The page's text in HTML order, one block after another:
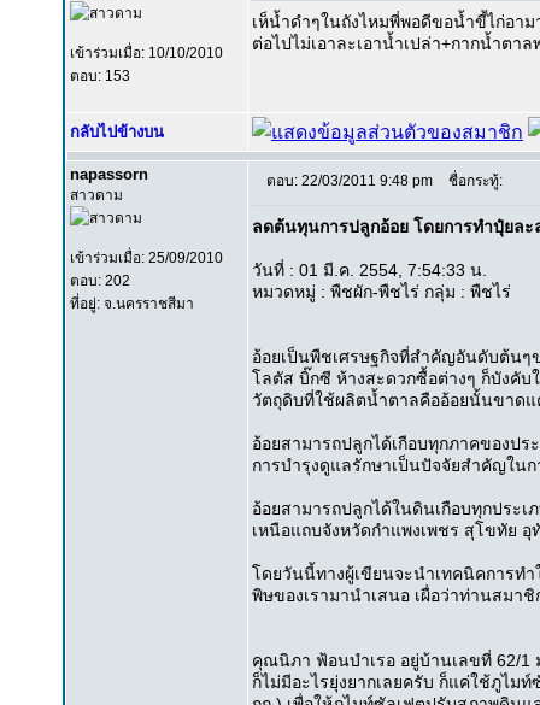
เข้าร่วมเมื่อ: 10/10/2010
ตอบ: 153
เห็น้ำดำๆในถังไหมพี่พอดีขอน้ำขี้ไก่อา
ต่อไปไม่เอาละเอาน้ำเปล่า+กากน้ำตาล
กลับไปข้างบน
napassorn
สาวดาม
เข้าร่วมเมื่อ: 25/09/2010
ตอบ: 202
ที่อยู่: จ.นครราชสีมา
ตอบ: 22/03/2011 9:48 pm ชื่อกระทู้:
ลดต้นทุนการปลูกอ้อย โดยการทำปุ๋ยล
วันที่ : 01 มี.ค. 2554, 7:54:33 น.
หมวดหมู่ : พืชผัก-พืชไร่ กลุ่ม : พืชไร่
อ้อยเป็นพืชเศรษฐกิจที่สำคัญอันดับต้นๆ
โลตัส บิ๊กซี ห้างสะดวกซื้อต่างๆ ก็บังคั
วัตถุดิบที่ใช้ผลิตน้ำตาลคืออ้อยนั้นขาดแ
อ้อยสามารถปลูกได้เกือบทุกภาคของปร
การบำรุงดูแลรักษาเป็นปัจจัยสำคัญใน
อ้อยสามารถปลูกได้ในดินเกือบทุกประ
เหนือแถบจังหวัดกำแพงเพชร สุโขทัย
โดยวันนี้ทางผู้เขียนจะนำเทคนิคการท
พิษของเรามานำเสนอ เผื่อว่าท่านสมา
คุณนิภา ฟ้อนบำเรอ อยู่บ้านเลขที่ 62/1
ก็ไม่มีอะไรยุ่งยากเลยครับ ก็แค่ใช้ภูไม